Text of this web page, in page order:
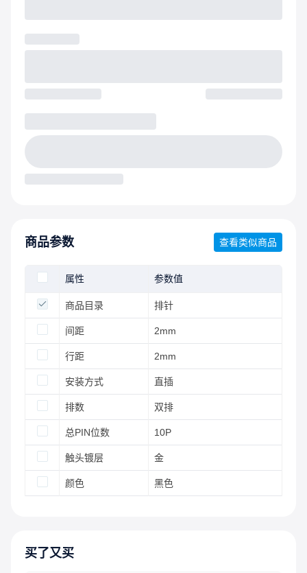
商品参数 查看类似商品
属性 参数值
商品目录 排针
间距 2mm
行距 2mm
安装方式 直插
排数 双排
总PIN位数 10P
触头镀层 金
颜色 黑色
买了又买